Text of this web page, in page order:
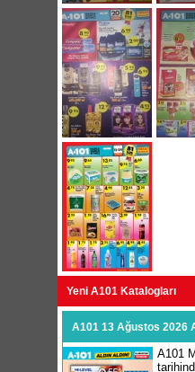
Yeni A101 Katalogları
A101 13 Ağustos 2026
A101